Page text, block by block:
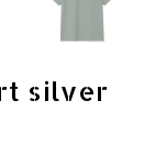
silver